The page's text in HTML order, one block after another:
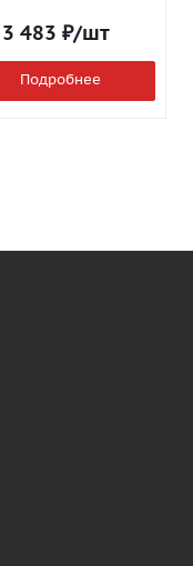
3 483 ₽/шт
Подробнее